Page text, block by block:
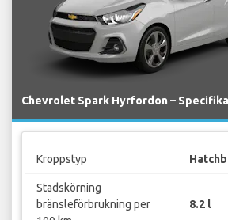
Chevrolet Spark Hyrfordon –
Kroppstyp
Stadskörning
bränsleförbrukning per
8.2 l